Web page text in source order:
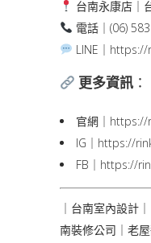
台南永康店｜
電話｜(06)
LINE｜ https://
更多資訊 ：
官網｜ https://
IG｜ https://
FB｜ https://
｜台南室內設計
南裝修公司｜老